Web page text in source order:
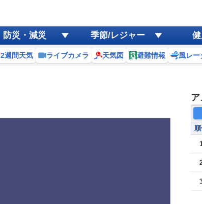
防災・減災 季節/レジャー
2週間天気 ライブカメラ 天気図 避難情報 風レー